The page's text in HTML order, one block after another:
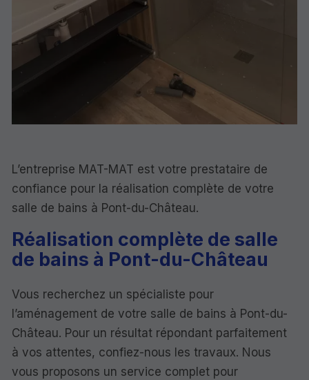
L’entreprise MAT-MAT est votre prestataire de
confiance pour la réalisation complète de votre
salle de bains à Pont-du-Château.
Réalisation complète de salle
de bains à Pont-du-Château
Vous recherchez un spécialiste pour
l’aménagement de votre salle de bains à Pont-du-
Château. Pour un résultat répondant parfaitement
à vos attentes, confiez-nous les travaux. Nous
vous proposons un service complet pour